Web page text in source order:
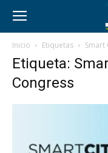
Inicio Etiquetas Smart
Etiqueta:
Congress